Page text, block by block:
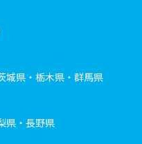
城県・栃木県・群馬県
県・長野県